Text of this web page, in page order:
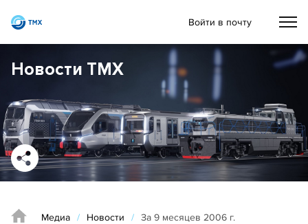
Войти в почту
Новости ТМХ
Медиа / Новости / За 9 месяцев 2006 г.